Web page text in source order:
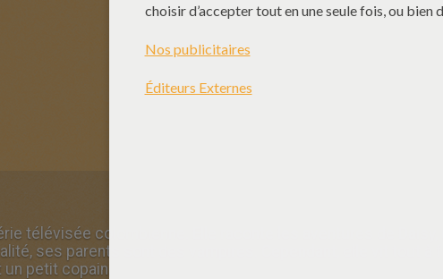
télévisée colombienne. Elle raconte les aventures de Daisy,
ses parents sont des vampires. Cependant, elle vit tout à
petit copain.